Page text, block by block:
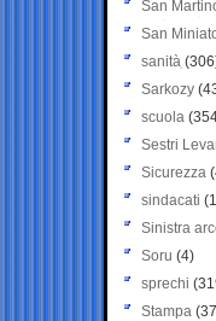
San
San
sanità
Sarkozy
scuola
Sestri
Sicurezza
sindacati
Sinistra
Soru (4)
sprechi
Stampa